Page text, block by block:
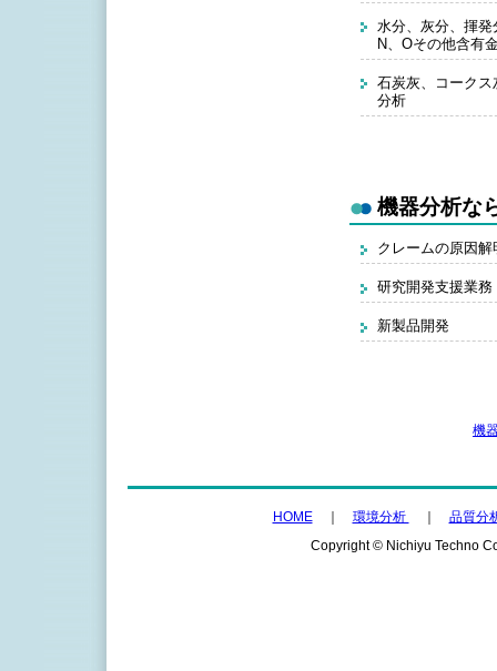
水分、灰分、揮
N、Oその他含有
石炭灰、コーク
分析
機器分析な
クレームの原因解
研究開発支援業務
新製品開発
機
HOME｜ 環境分析 品質分
Copyright © Nichiyu Techno